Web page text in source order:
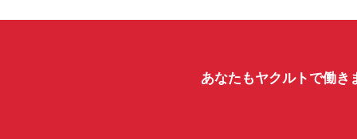
あなたもヤクルトで働き